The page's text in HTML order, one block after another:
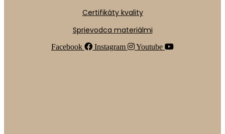
Certifikáty kvality
Sprievodca materiálmi
Facebook Instagram Youtube